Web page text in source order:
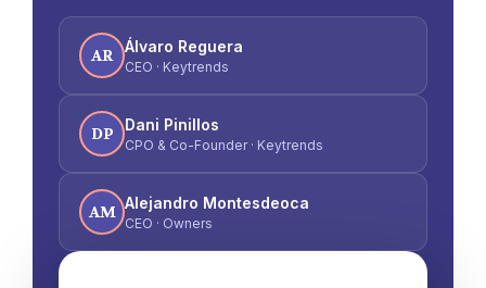
AR Álvaro Reguera
CEO · Keytrends
DP Dani Pinillos
CPO & Co-Founder · Keytrends
AM Alejandro Montesdeoca
CEO · Owners